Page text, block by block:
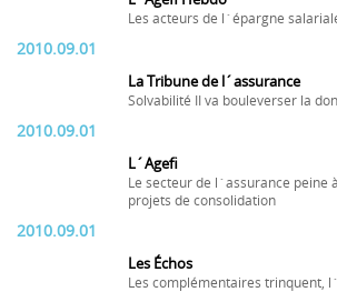
Les acteurs de l´épargne
2010.09.01
La Tribune de l´assurance
Solvabilité II va bouleverser la
2010.09.01
L´Agefi
Le secteur de l´assurance peine
projets de consolidation
2010.09.01
Les Échos
Les complémentaires trinquent,